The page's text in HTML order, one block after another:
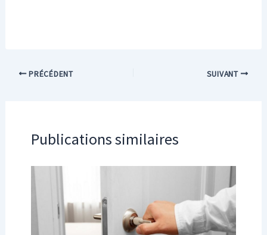
PRÉCÉDENT SUIVANT
Publications similaires